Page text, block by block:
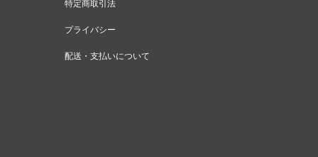
特定商取引法
プライバシー
配送・支払いについて